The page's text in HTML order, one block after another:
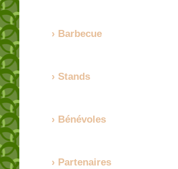
Barbecue
Stands
Bénévoles
Partenaires